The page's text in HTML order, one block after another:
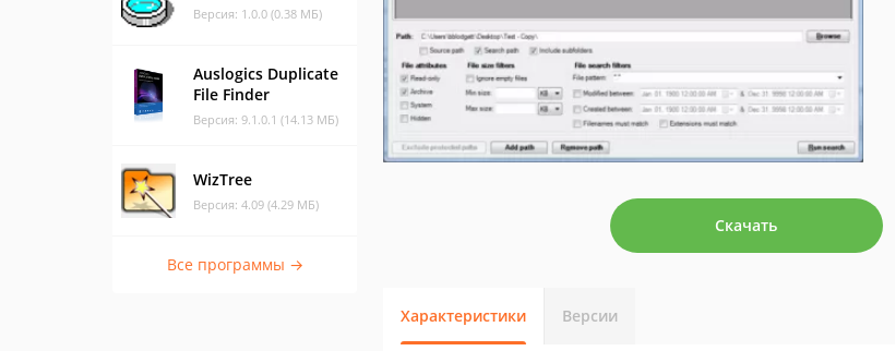
Версия: 1.0.0 (0.38 МБ)
Auslogics Duplicate
File Finder
Версия: 9.1.0.1 (14.13 МБ)
WizTree
Версия: 4.09 (4.29 МБ)
Все программы →
Скачать
Характеристики Версии